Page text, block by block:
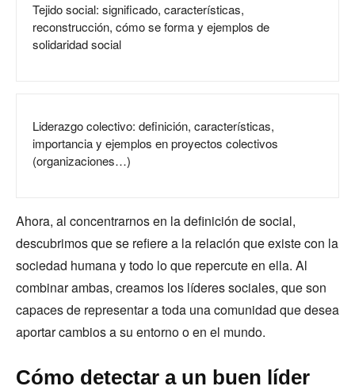
Tejido social: significado, características,
reconstrucción, cómo se forma y ejemplos de
solidaridad social
Liderazgo colectivo: definición, características,
importancia y ejemplos en proyectos colectivos
(organizaciones…)
Ahora, al concentrarnos en la definición de social,
descubrimos que se refiere a la relación que existe con la
sociedad humana y todo lo que repercute en ella. Al
combinar ambas, creamos los líderes sociales, que son
capaces de representar a toda una comunidad que desea
aportar cambios a su entorno o en el mundo.
Cómo detectar a un buen líder